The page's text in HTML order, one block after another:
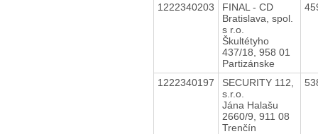
1222340203
FINAL - CD
Bratislava, spol.
s r.o.
Škultétyho
437/18, 958 01
Partizánske
1222340197
SECURITY 112,
s.r.o.
Jána Halašu
2660/9, 911 08
Trenčín